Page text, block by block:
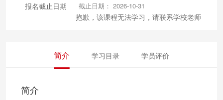
报名截止日期 截止日期： 2026-10-31
抱歉，该课程无法学习，请联系学校老师
简介 学习目录 学员评价
简介